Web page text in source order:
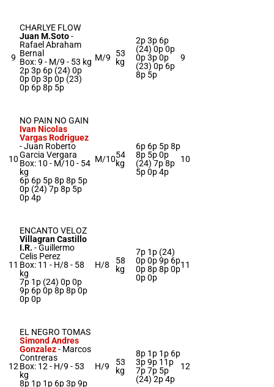
9
CHARLYE FLOW
Juan M.Soto-
Rafael Abraham
Bernal
Box: 9 - M/9 - 53 kg
2p 3p 6p (24) 0p
0p 0p 3p 0p (23)
0p 6p 8p 5p
M/9
53
kg
2p 3p 6p
(24) 0p 0p
0p 3p 0p
(23) 0p 6p
8p 5p
9
10
NO PAIN NO GAIN
Ivan Nicolas
Vargas Rodriguez
-Juan Roberto
Garcia Vergara
Box: 10 - M/10 - 54
kg
6p 6p 5p 8p 8p 5p
0p (24) 7p 8p 5p
0p 4p
M/1054
kg
6p 6p 5p 8p
8p 5p 0p
(24) 7p 8p
5p 0p 4p
10
11
ENCANTO VELOZ
Villagran Castillo
I.R. -Guillermo
Celis Perez
Box: 11 - H/8 - 58
kg
7p 1p (24) 0p 0p
9p 6p 0p 8p 8p 0p
0p 0p
H/8
58
kg
7p 1p (24)
0p 0p 9p 6p
0p 8p 8p 0p
0p 0p
11
12
EL NEGRO TOMAS
Simond Andres
Gonzalez- Marcos
Contreras
Box: 12 - H/9 - 53
kg
8p 1p 1p 6p 3p 9p
H/9
53
kg
8p 1p 1p 6p
3p 9p 11p
7p 7p 5p
(24) 2p 4p
12